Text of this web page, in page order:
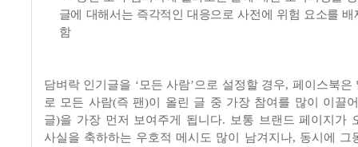
글에 대해서는 즉각적인 대응으로 사전에 위험 요소를
함
담벼락 인기글을 ‘모든 사람’으로 설정할 경우, 페이스북은
로 모든 사람(즉 팬)이 올린 글 중 가장 참여를 많이 이끌
글)을 가장 먼저 보여주게 됩니다. 보통 브랜드 페이지가
사실을 축하하는 우호적 메시도 많이 남겨지나, 동시에 그